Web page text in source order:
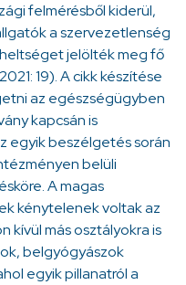
felmérésből kiderül,
a szervezetlenség
jelölték meg fő
19). A cikk készítése
az egészségügyben
kapcsán is
egyik beszélgetés során
belüli
A magas
kénytelenek voltak az
kívül más osztályokra is
belgyógyászok
egyik pillanatról a